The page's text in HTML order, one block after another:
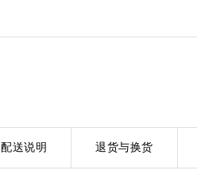
配送说明 退货与换货